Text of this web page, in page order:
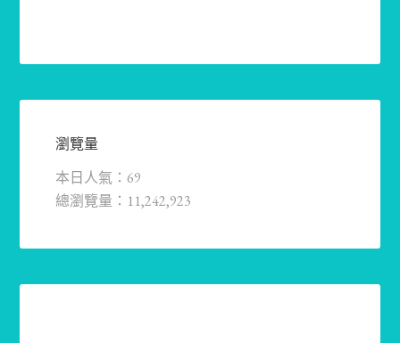
瀏覽量
本日人氣：69
總瀏覽量：11,242,923